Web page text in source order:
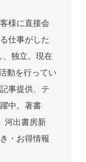
様に直接会
仕事がした
、独立。現在
動を行ってい
事提供、テ
中。著書
河出書房新
・お得情報